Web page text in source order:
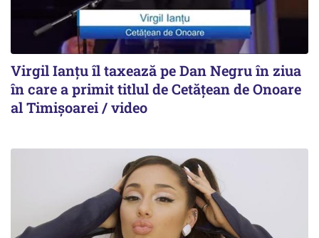
Virgil Ianțu îl taxează pe Dan Negru în ziua
în care a primit titlul de Cetățean de Onoare
al Timișoarei / video